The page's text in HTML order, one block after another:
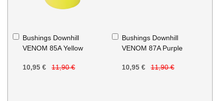
Bushings Downhill
VENOM 85A Yellow
10,95 € 11,90 €
Aggiungi
al
Carrello
Bushings Downhill
VENOM 87A Purple
10,95 € 11,90 €
Aggiungi
al
Carrello